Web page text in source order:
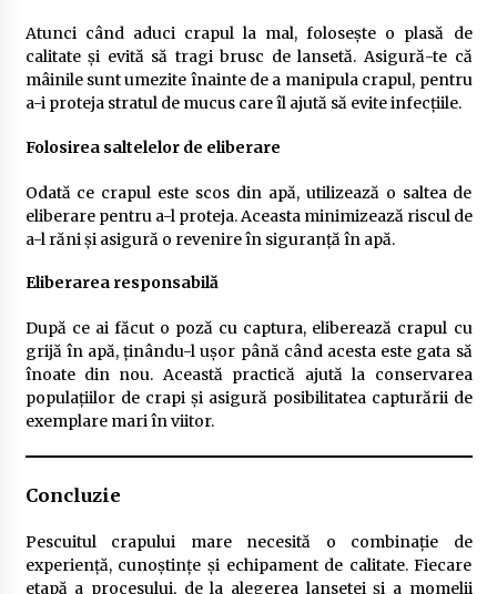
Atunci când aduci crapul la mal, folosește o plasă de
calitate și evită să tragi brusc de lansetă. Asigură-te că
mâinile sunt umezite înainte de a manipula crapul, pentru
a-i proteja stratul de mucus care îl ajută să evite infecțiile.
Folosirea saltelelor de eliberare
Odată ce crapul este scos din apă, utilizează o saltea de
eliberare pentru a-l proteja. Aceasta minimizează riscul de
a-l răni și asigură o revenire în siguranță în apă.
Eliberarea responsabilă
După ce ai făcut o poză cu captura, eliberează crapul cu
grijă în apă, ținându-l ușor până când acesta este gata să
înoate din nou. Această practică ajută la conservarea
populațiilor de crapi și asigură posibilitatea capturării de
exemplare mari în viitor.
Concluzie
Pescuitul crapului mare necesită o combinație de
experiență, cunoștințe și echipament de calitate. Fiecare
etapă a procesului, de la alegerea lansetei și a momelii